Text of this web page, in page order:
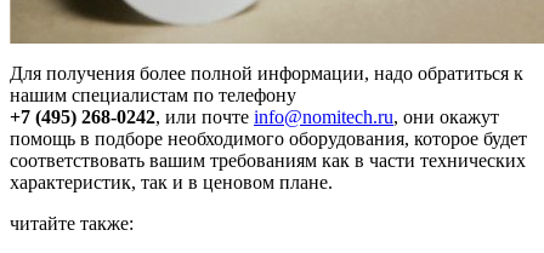
Для получения более полной информации, надо обратиться к
нашим специалистам по телефону
+7 (495) 268-0242, или почте info@nomitech.ru, они окажут
помощь в подборе необходимого оборудования, которое будет
соответствовать вашим требованиям как в части технических
характеристик, так и в ценовом плане.
читайте также: